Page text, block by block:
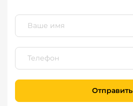
Отправить